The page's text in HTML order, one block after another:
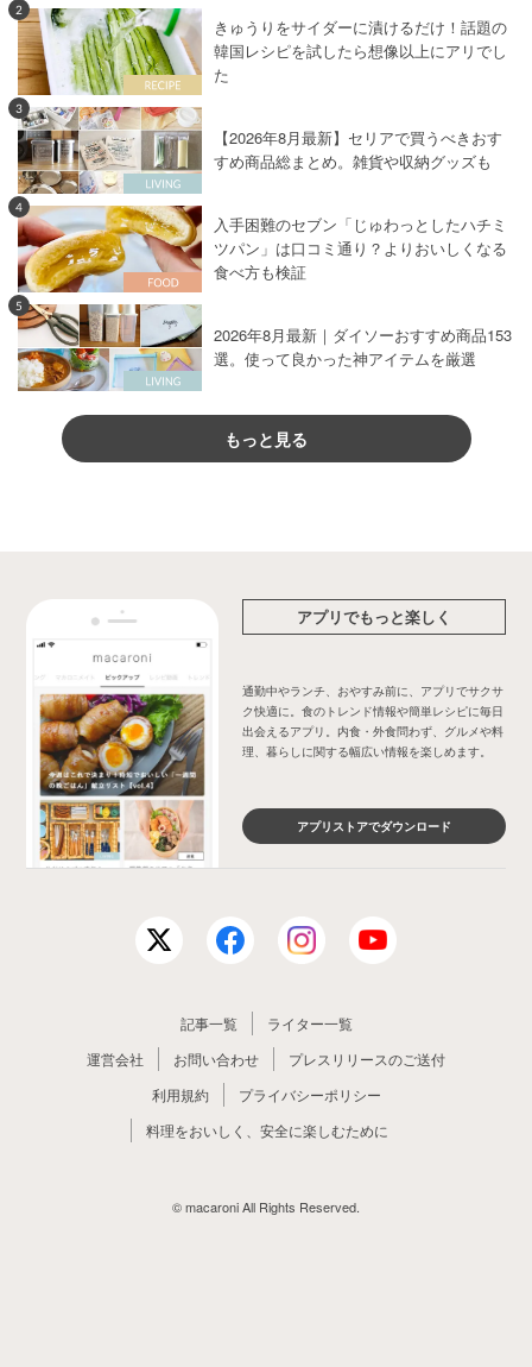
2
きゅうりをサイダーに漬けるだけ！話題の
韓国レシピを試したら想像以上にアリでし
た
3
【2026年8月最新】セリアで買うべきおす
すめ商品総まとめ。雑貨や収納グッズも
4
入手困難のセブン「じゅわっとしたハチミ
ツパン」は口コミ通り？よりおいしくなる
食べ方も検証
5
2026年8月最新｜ダイソーおすすめ商品153
選。使って良かった神アイテムを厳選
もっと見る
アプリでもっと楽しく
通勤中やランチ、おやすみ前に、アプリでサクサ
ク快適に。食のトレンド情報や簡単レシピに毎日
出会えるアプリ。内食・外食問わず、グルメや料
理、暮らしに関する幅広い情報を楽しめます。
アプリストアでダウンロード
記事一覧
ライター一覧
運営会社
お問い合わせ
プレスリリースのご送付
利用規約
プライバシーポリシー
料理をおいしく、安全に楽しむために
© macaroni All Rights Reserved.